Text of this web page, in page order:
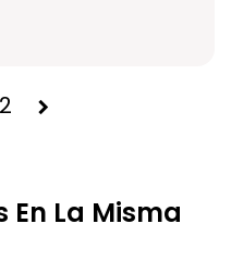
2 chevron_right
En La Misma